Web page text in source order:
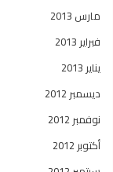
مارس 2013
فبراير 2013
يناير 2013
ديسمبر 2012
نوفمبر 2012
أكتوبر 2012